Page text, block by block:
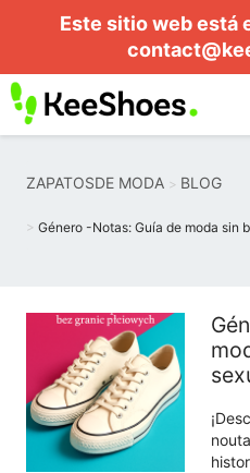
Este sitio web está
ZAPATOSDE MODA BLOG
Género -Notas: Guía de moda sin